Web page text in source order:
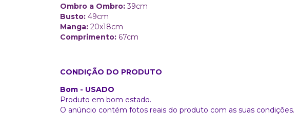
Ombro a Ombro:39cm
Busto: 49cm
Manga: 20x18cm
Comprimento: 67cm
CONDIÇÃO DO PRODUTO
Bom - USADO
Produto em bom estado.
O anúncio contém fotos reais do produto com as suas condições.